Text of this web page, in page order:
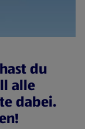
du
alle
dabei.